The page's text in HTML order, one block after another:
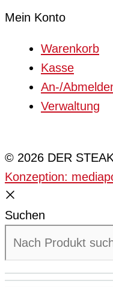
Mein Konto
Warenkorb
Kasse
An-/
Verwaltung
© 2026 DER
Konzeption:
Suchen